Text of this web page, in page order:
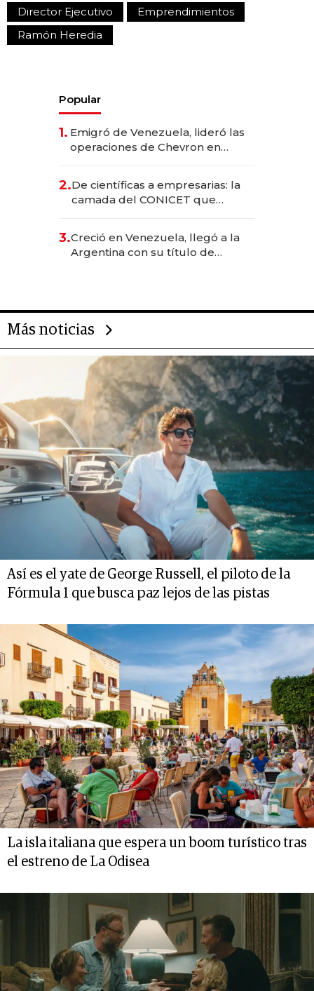
Director Ejecutivo
Emprendimientos
Ramón Heredia
Popular
1. Emigró de Venezuela, lideró las
operaciones de Chevron en
2.De científicas a empresarias: la
camada del CONICET que
3.Creció en Venezuela, llegó a la
Argentina con su título de
Más noticias
Así es el yate de George Russell, el piloto de la
Fórmula 1 que busca paz lejos de las pistas
La isla italiana que espera un boom turístico tras
el estreno de La Odisea